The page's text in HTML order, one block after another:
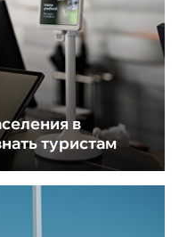
в
туристам